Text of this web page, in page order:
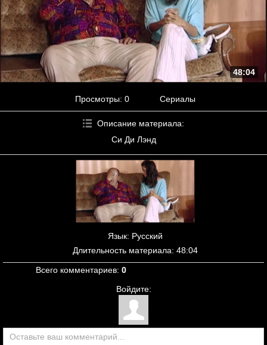
48:04
Просмотры: 0 Сериалы
Описание материала:
Си Ди Лэнд
Язык: Русский
Длительность материала: 48:04
Всего комментариев: 0
Войдите: